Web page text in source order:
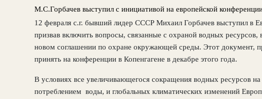
М.С.Горбачев выступил с инициативой на европейской
12 февраля с.г. бывший лидер СССР Михаил Горбачев выступил в
призвав включить вопросы, связанные с охраной водных
новом соглашении по охране окружающей среды. Этот документ,
принять на конференции в Копенгагене в декабре этого года.
В условиях все увеличивающегося сокращения водных ресурсов
потреблением воды, и глобальных климатических изменений